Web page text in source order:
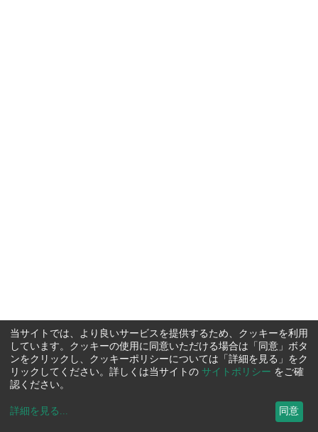
当サイトでは、より良いサービスを提供するため、クッキーを利用
しています。クッキーの使用に同意いただける場合は「同意」ボタ
ンをクリックし、クッキーポリシーについては「詳細を見る」をク
リックしてください。詳しくは当サイトの サイトポリシー をご確
認ください。
詳細を見る ... 同意